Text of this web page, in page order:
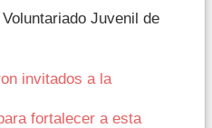
Juvenil de
invitados a la
fortalecer a esta